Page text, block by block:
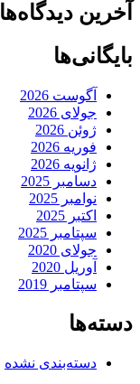
آخرین دیدگاه‌ها
بایگانی‌ها
آگوست 2026
جولای 2026
ژوئن 2026
فوریه 2026
ژانویه 2026
دسامبر 2025
نوامبر 2025
اکتبر 2025
سپتامبر 2025
جولای 2020
آوریل 2020
سپتامبر 2019
دسته‌ها
دسته‌بندی نشده